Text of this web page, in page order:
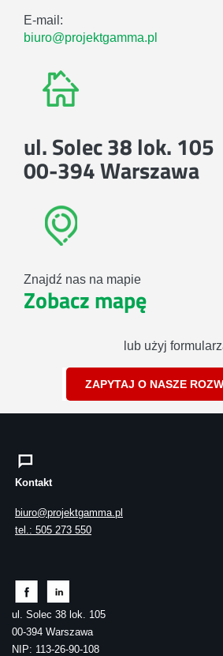
E-mail:
biuro@projektgamma.pl
ul. Solec 38 lok. 105
00-394 Warszawa
Znajdź nas na mapie
Zobacz mapę
lub użyj
ZAPYTAJ O NASZE
Kontakt
biuro@projektgamma.pl
tel.: 505 273 550
ul. Solec 38 lok. 105
00-394 Warszawa
NIP: 113-26-90-108